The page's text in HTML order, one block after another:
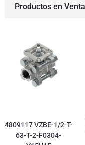
Productos en Venta
4809117 VZBE-1/2-T-
63-T-2-F0304-